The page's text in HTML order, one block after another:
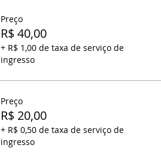
Preço
R$ 40,00
+ R$ 1,00 de taxa de serviço de
ingresso
Preço
R$ 20,00
+ R$ 0,50 de taxa de serviço de
ingresso